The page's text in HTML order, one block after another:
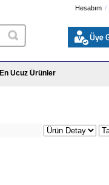
Hesabım
En Ucuz Ürünler